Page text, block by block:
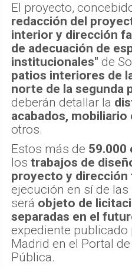
El proyecto,
redacción del
interior y dirección
de adecuación de
institucionales" de
patios interiores de
norte de la segunda
deberán detallar la
acabados, mobiliario
otros.
Estos más de 59.000
los trabajos de
proyecto y dirección
ejecución en sí de las
será objeto de
separadas en el
expediente
Madrid en el Portal
Pública.